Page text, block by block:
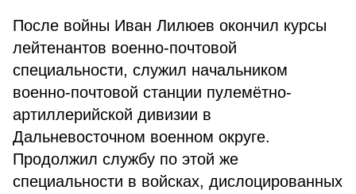
После войны Иван Лилюев окончил курсы
лейтенантов военно-почтовой
специальности, служил начальником
военно-почтовой станции пулемётно-
артиллерийской дивизии в
Дальневосточном военном округе.
Продолжил службу по этой же
специальности в войсках, дислоцированных